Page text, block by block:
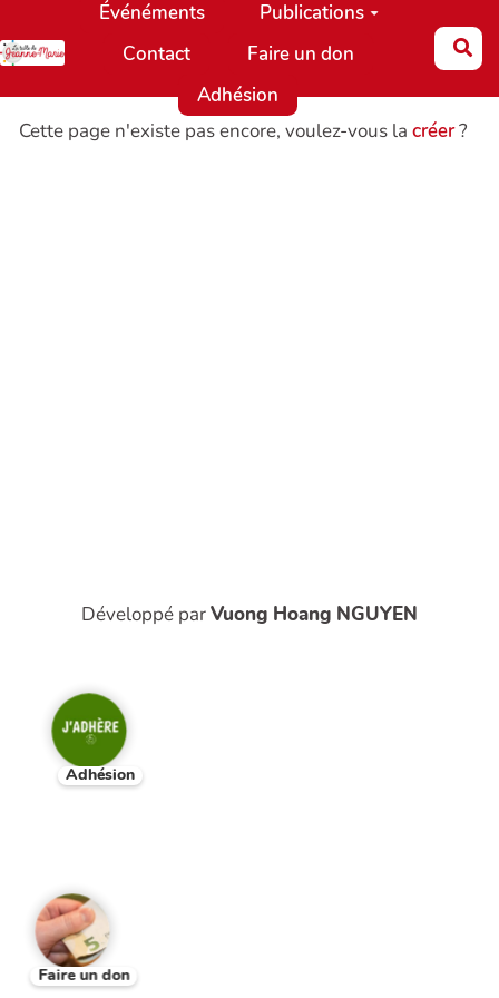
Aller au contenu principal
Événéments
Publications
Contact
Faire un don
Adhésion
Cette page n'existe pas encore, voulez-vous la créer?
Développé parVuong Hoang NGUYEN
Adhésion
Faire un don